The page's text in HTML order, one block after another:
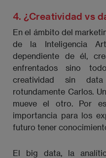
4. ¿Creatividad vs
En el ámbito del
de la Inteligencia
dependiente de él,
enfrentados sino
creatividad sin
rotundamente Carlos.
mueve el otro. Por
importancia para los
futuro tener
El big data, la